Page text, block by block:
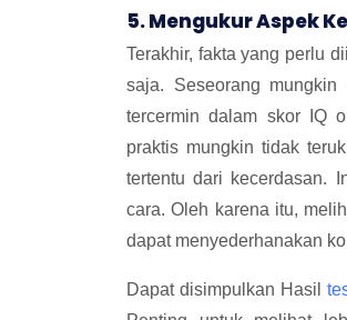
5. Mengukur Aspek
Terakhir, fakta yang perlu
saja. Seseorang
tercermin dalam skor IQ
praktis mungkin tidak
tertentu dari kecerdasan.
cara. Oleh karena itu,
dapat menyederhanakan
Dapat disimpulkan Hasil